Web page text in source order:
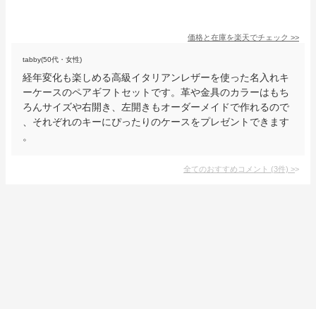
価格と在庫を楽天でチェック >>
tabby(50代・女性)
経年変化も楽しめる高級イタリアンレザーを使った名入れキ
ーケースのペアギフトセットです。革や金具のカラーはもち
ろんサイズや右開き、左開きもオーダーメイドで作れるので
、それぞれのキーにぴったりのケースをプレゼントできます
。
全てのおすすめコメント (3件) >